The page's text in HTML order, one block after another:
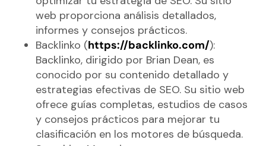
web proporciona análisis detallados,
informes y consejos prácticos.
Backlinko (https://backlinko.com/):
Backlinko, dirigido por Brian Dean, es
conocido por su contenido detallado y
estrategias efectivas de SEO. Su sitio web
ofrece guías completas, estudios de casos
y consejos prácticos para mejorar tu
clasificación en los motores de búsqueda.